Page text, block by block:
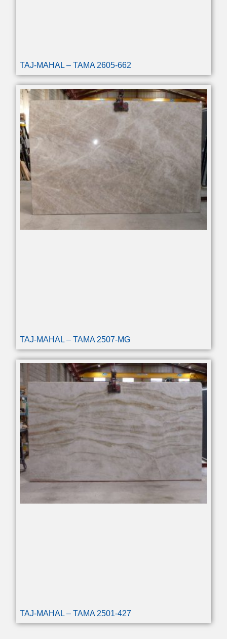
TAJ-MAHAL – TAMA 2605-662
TAJ-MAHAL – TAMA 2507-MG
TAJ-MAHAL – TAMA 2501-427